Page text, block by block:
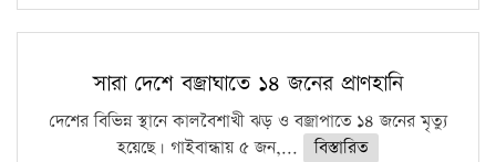
সারা দেশে বজ্রাঘাতে ১৪ জনের প্রাণহানি
দেশের বিভিন্ন স্থানে কালবৈশাখী ঝড় ও বজ্রাপাতে ১৪ জনের মৃত্যু
হয়েছে। গাইবান্ধায় ৫ জন,...
বিস্তারিত